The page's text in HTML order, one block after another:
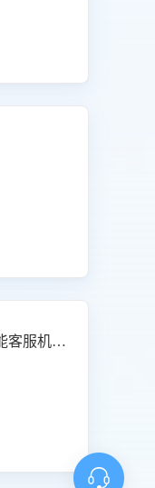
抖音-自动发送视频消息-[智能客服机器人]